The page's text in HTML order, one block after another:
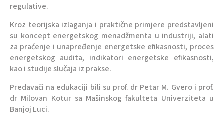
regulative.
Kroz teorijska izlaganja i praktične primjere predstavljeni
su koncept energetskog menadžmenta u industriji, alati
za praćenje i unapređenje energetske efikasnosti, proces
energetskog audita, indikatori energetske efikasnosti,
kao i studije slučaja iz prakse.
Predavači na edukaciji bili su prof. dr Petar M. Gvero i prof.
dr Milovan Kotur sa Mašinskog fakulteta Univerziteta u
Banjoj Luci.